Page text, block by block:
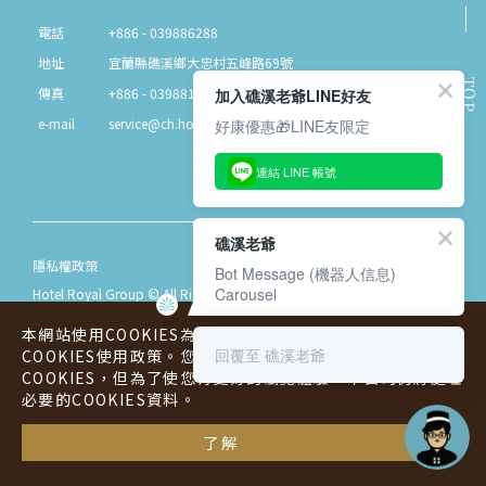
立即訂房
本網站使用COOKIES為您提供更好的用戶體驗，請您詳閱
COOKIES使用政策。您可以同意或拒絕本公司蒐集您的
COOKIES，但為了使您有更好的瀏覽體驗，本公司仍將處理
必要的COOKIES資料。
了解
・・
TOP
電話
+886 - 039886288
地址
宜蘭縣礁溪鄉大忠村五峰路69號
傳真
+886 - 039881511
e-mail
service@ch.hotelroyal.com.tw
隱私權政策
Hotel Royal Group © All Rights Reserved.
加入礁溪老爺LINE好友
好康優惠🎁LINE友限定
連結 LINE 帳號
礁溪老爺
Bot Message (機器人信息)
Carousel
回覆至 礁溪老爺